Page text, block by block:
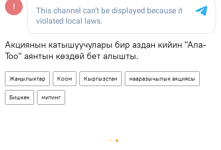
Акциянын катышуучулары бир аздан кийин "Ала-
Тоо" аянтын көздөй бет алышты.
Жаңылыктар Коом Кыргызстан нааразычылык акциясы
Бишкек митинг